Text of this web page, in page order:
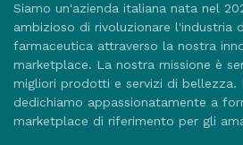
Siamo un'azienda italiana nata nel
ambizioso di rivoluzionare l'industria
farmaceutica attraverso la nostra
marketplace. La nostra missione è
migliori prodotti e servizi di bellezza.
dedichiamo appassionatamente a
marketplace di riferimento per gli